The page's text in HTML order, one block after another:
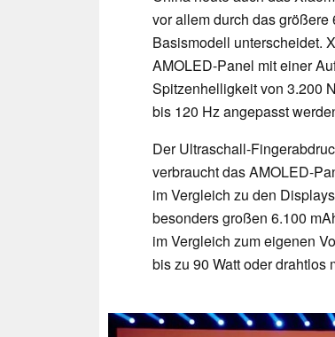
vor allem durch das
Basismodell unterscheidet.
AMOLED-Panel mit einer
Spitzenhelligkeit von 3.200
bis 120 Hz angepasst
Der Ultraschall-
verbraucht das AMOLED-
im Vergleich zu den
besonders großen 6.100
im Vergleich zum eigenen
bis zu 90 Watt oder drahtlos